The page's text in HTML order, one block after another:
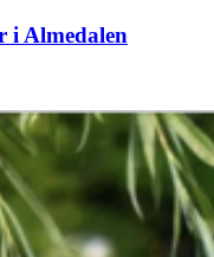
i Almedalen